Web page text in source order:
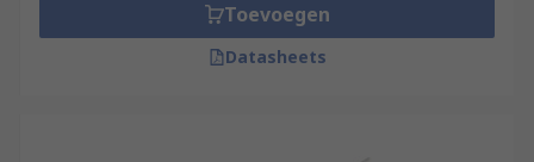
Toevoegen
Datasheets